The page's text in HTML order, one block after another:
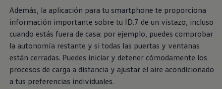
Reutilización de las baterias
El sonido del ID.
Plan Auto+ en Canarias
Mundo Volkswagen
Volkswagen Canarias
Digital Showroom
Club Fidelización
Sala de Prensa
Patrocinios
Además, la aplicación para tu smartphone te proporciona
información importante sobre tu ID.7 de un vistazo, incluso
cuando estás fuera de casa: por ejemplo, puedes comprobar
la autonomía restante y si todas las puertas y ventanas
están cerradas. Puedes iniciar y detener cómodamente los
procesos de carga a distancia y ajustar el aire acondicionado
a tus preferencias individuales.